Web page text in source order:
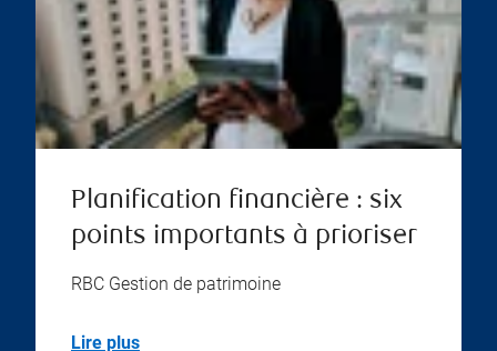
Planification financière : six
points importants à prioriser
RBC Gestion de patrimoine
Lire plus